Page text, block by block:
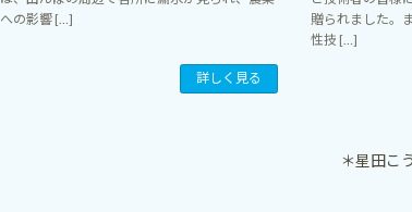
への影響 […]
詳しく見る
贈られました。
性技 […]
＊星田こ